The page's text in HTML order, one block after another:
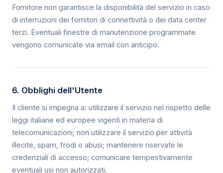
Fornitore non garantisce la disponibilità del servizio in caso
di interruzioni dei fornitori di connettività o dei data center
terzi. Eventuali finestre di manutenzione programmate
vengono comunicate via email con anticipo.
6. Obblighi dell'Utente
Il cliente si impegna a: utilizzare il servizio nel rispetto delle
leggi italiane ed europee vigenti in materia di
telecomunicazioni; non utilizzare il servizio per attività
illecite, spam, frodi o abusi; mantenere riservate le
credenziali di accesso; comunicare tempestivamente
eventuali usi non autorizzati.